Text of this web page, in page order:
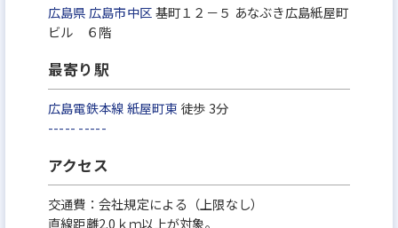
広島県 広島市中区基町１２－５ あなぶき広島紙屋町
ビル ６階
最寄り駅
広島電鉄本線紙屋町東 徒歩 3分
----- -----
アクセス
交通費：会社規定による（上限なし）
直線距離2.0ｋｍ以上が対象。